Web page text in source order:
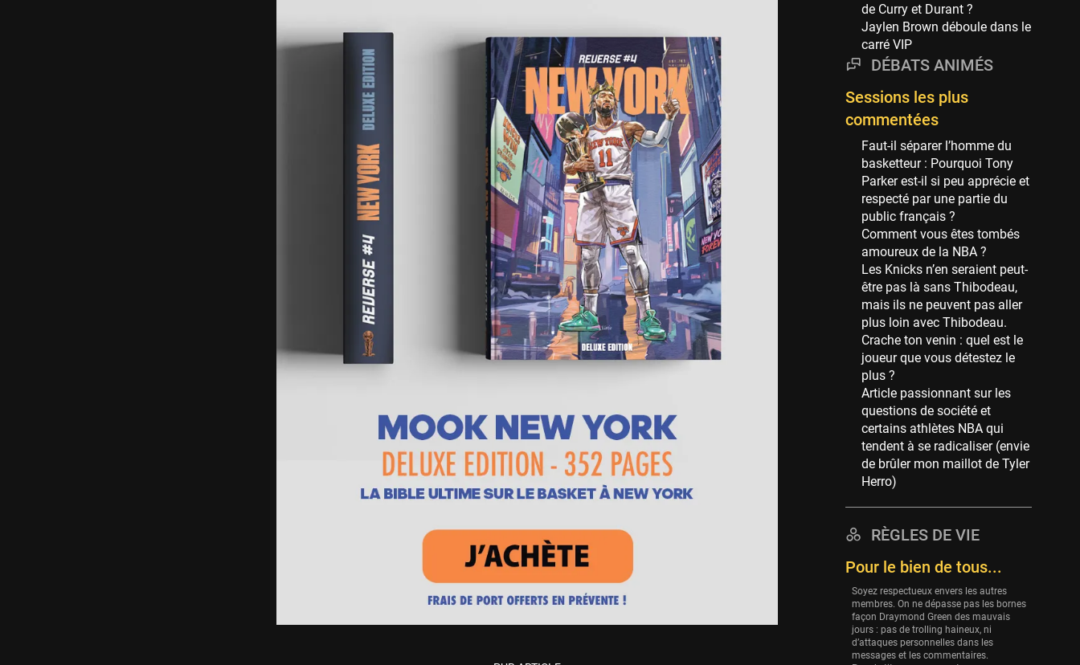
63 sessions
Los Angeles Clippers
61 sessions
53 sessions
New Orleans Pelicans
53 sessions
Jeux Olympiques
52 sessions
Atlanta Hawks
45 sessions
Chicago Bulls
41 sessions
Memphis Grizzlies
39 sessions
Cleveland Cavaliers
38 sessions
Orlando Magic
36 sessions
Euroleague
34 sessions
Charlotte Hornets
Houston Rockets
Washington Wizards
29 sessions
Portland Trail Blazers
27 sessions
de Curry et Durant ?
Jaylen Brown déboule dans le
carré VIP
DÉBATS ANIMÉS
Sessions les plus
commentées
Faut-il séparer l’homme du
basketteur : Pourquoi Tony
Parker est-il si peu apprécie et
respecté par une partie du
public français ?
Comment vous êtes tombés
amoureux de la NBA ?
Les Knicks n’en seraient peut-
être pas là sans Thibodeau,
mais ils ne peuvent pas aller
plus loin avec Thibodeau.
Crache ton venin : quel est le
joueur que vous détestez le
plus ?
Article passionnant sur les
questions de société et
certains athlètes NBA qui
tendent à se radicaliser (envie
de brûler mon maillot de Tyler
Herro)
RÈGLES DE VIE
Pour le bien de tous...
Soyez respectueux envers les autres
membres. On ne dépasse pas les bornes
façon Draymond Green des mauvais
jours : pas de trolling haineux, ni
d’attaques personnelles dans les
messages et les commentaires.